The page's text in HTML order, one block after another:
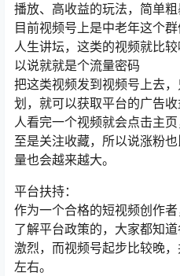
播放、高收益的玩法，简单粗
目前视频号上是中老年这个
人生讲坛，这类的视频就比
以说就就是个流量密码
把这类视频发到视频号上去
划，就可以获取平台的广告
人看完一个视频就会点击主
至是关注收藏，所以说涨粉
量也会越来越大。
平台扶持：
作为一个合格的短视频创作
了解平台政策的，大家都知
激烈，而视频号起步比较晚
左右。